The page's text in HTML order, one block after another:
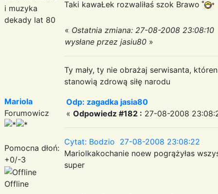
i muzyka
dekady lat 80
Taki kawaŁek rozwaliłaś szok Brawo
« Ostatnia zmiana: 27-08-2008 23:08:10
wysłane przez jasiu80 »
Ty mały, ty nie obrażaj serwisanta,
stanowią zdrową siłę narodu
Mariola
Forumowicz
Pomocna dłoń:
+0/-3
Offline
Odp: zagadka jasia80
« Odpowiedz #182 : 27-08-2008
Cytat: Bodzio 27-08-2008 23:08:22
Mariolkakochanie noew pogrążyłas
super